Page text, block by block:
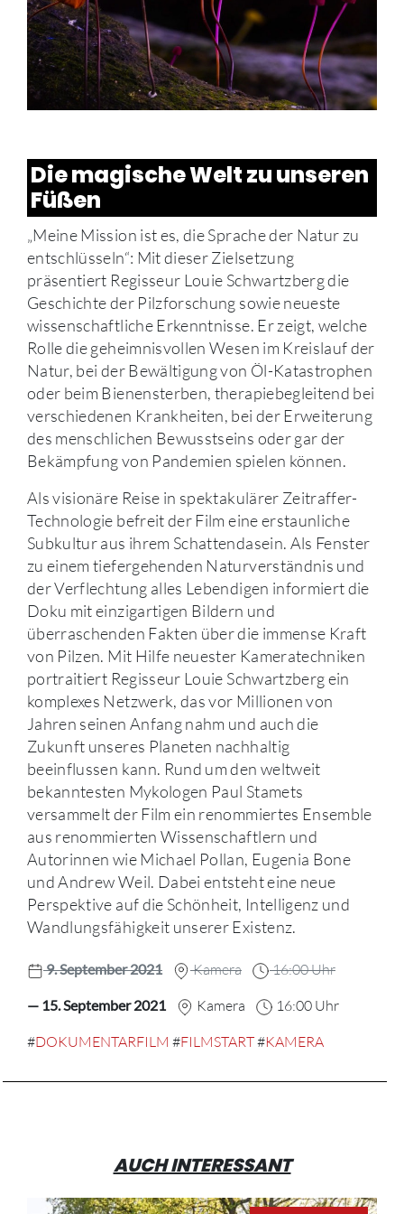
Die magische Welt zu unseren
Füßen
„Meine Mission ist es, die Sprache der Natur zu
entschlüsseln“: Mit dieser Zielsetzung
präsentiert Regisseur Louie Schwartzberg die
Geschichte der Pilzforschung sowie neueste
wissenschaftliche Erkenntnisse. Er zeigt, welche
Rolle die geheimnisvollen Wesen im Kreislauf der
Natur, bei der Bewältigung von Öl-Katastrophen
oder beim Bienensterben, therapiebegleitend bei
verschiedenen Krankheiten, bei der Erweiterung
des menschlichen Bewusstseins oder gar der
Bekämpfung von Pandemien spielen können.
Als visionäre Reise in spektakulärer Zeitraffer-
Technologie befreit der Film eine erstaunliche
Subkultur aus ihrem Schattendasein. Als Fenster
zu einem tiefergehenden Naturverständnis und
der Verflechtung alles Lebendigen informiert die
Doku mit einzigartigen Bildern und
überraschenden Fakten über die immense Kraft
von Pilzen. Mit Hilfe neuester Kameratechniken
portraitiert Regisseur Louie Schwartzberg ein
komplexes Netzwerk, das vor Millionen von
Jahren seinen Anfang nahm und auch die
Zukunft unseres Planeten nachhaltig
beeinflussen kann. Rund um den weltweit
bekanntesten Mykologen Paul Stamets
versammelt der Film ein renommiertes Ensemble
aus renommierten Wissenschaftlern und
Autorinnen wie Michael Pollan, Eugenia Bone
und Andrew Weil. Dabei entsteht eine neue
Perspektive auf die Schönheit, Intelligenz und
Wandlungsfähigkeit unserer Existenz.
9. September 2021 Kamera 16:00 Uhr
— 15. September 2021 Kamera 16:00 Uhr
#DOKUMENTARFILM #FILMSTART#KAMERA
AUCH INTERESSANT